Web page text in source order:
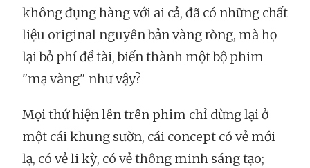
không đụng hàng với ai cả, đã có những chất
liệu original nguyên bản vàng ròng, mà họ
lại bỏ phí đề tài, biến thành một bộ phim
"mạ vàng" như vậy?
Mọi thứ hiện lên trên phim chỉ dừng lại ở
một cái khung sườn, cái concept có vẻ mới
lạ, có vẻ li kỳ, có vẻ thông minh sáng tạo;